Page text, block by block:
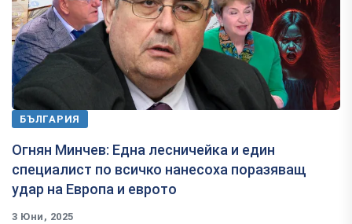
БЪЛГАРИЯ
Огнян Минчев: Една лесничейка и един
специалист по всичко нанесоха поразяващ
удар на Европа и еврото
3 Юни, 2025